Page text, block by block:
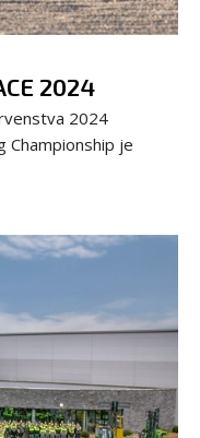
2024
2024
Championship je